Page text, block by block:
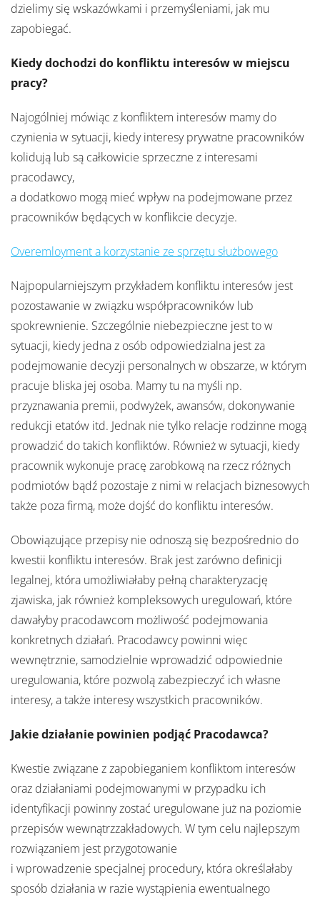
dzielimy się wskazówkami i przemyśleniami, jak mu
zapobiegać.
Kiedy dochodzi do konfliktu interesów w miejscu
pracy?
Najogólniej mówiąc z konfliktem interesów mamy do
czynienia w sytuacji, kiedy interesy prywatne pracowników
kolidują lub są całkowicie sprzeczne z interesami
pracodawcy,
a dodatkowo mogą mieć wpływ na podejmowane przez
pracowników będących w konflikcie decyzje.
Overemloyment a korzystanie ze sprzętu służbowego
Najpopularniejszym przykładem konfliktu interesów jest
pozostawanie w związku współpracowników lub
spokrewnienie. Szczególnie niebezpieczne jest to w
sytuacji, kiedy jedna z osób odpowiedzialna jest za
podejmowanie decyzji personalnych w obszarze, w którym
pracuje bliska jej osoba. Mamy tu na myśli np.
przyznawania premii, podwyżek, awansów, dokonywanie
redukcji etatów itd. Jednak nie tylko relacje rodzinne mogą
prowadzić do takich konfliktów. Również w sytuacji, kiedy
pracownik wykonuje pracę zarobkową na rzecz różnych
podmiotów bądź pozostaje z nimi w relacjach biznesowych
także poza firmą, może dojść do konfliktu interesów.
Obowiązujące przepisy nie odnoszą się bezpośrednio do
kwestii konfliktu interesów. Brak jest zarówno definicji
legalnej, która umożliwiałaby pełną charakteryzację
zjawiska, jak również kompleksowych uregulowań, które
dawałyby pracodawcom możliwość podejmowania
konkretnych działań. Pracodawcy powinni więc
wewnętrznie, samodzielnie wprowadzić odpowiednie
uregulowania, które pozwolą zabezpieczyć ich własne
interesy, a także interesy wszystkich pracowników.
Jakie działanie powinien podjąć Pracodawca?
Kwestie związane z zapobieganiem konfliktom interesów
oraz działaniami podejmowanymi w przypadku ich
identyfikacji powinny zostać uregulowane już na poziomie
przepisów wewnątrzzakładowych. W tym celu najlepszym
rozwiązaniem jest przygotowanie
i wprowadzenie specjalnej procedury, która określałaby
sposób działania w razie wystąpienia ewentualnego